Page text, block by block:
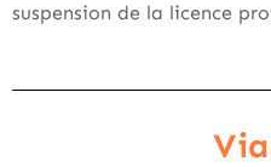
suspension de la licence